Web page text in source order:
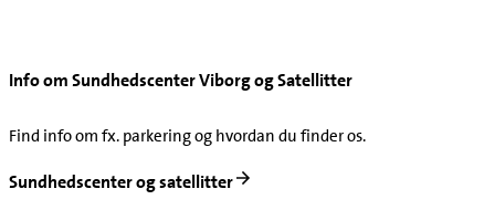
Info om Sundhedscenter Viborg og Satellitter
Find info om fx. parkering og hvordan du finder os.
Sundhedscenter og satellitter